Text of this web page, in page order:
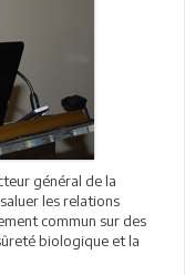
général de la
les relations
commun sur des
biologique et la